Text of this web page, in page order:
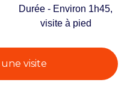
Durée - Environ 1h45,
visite à pied
visite